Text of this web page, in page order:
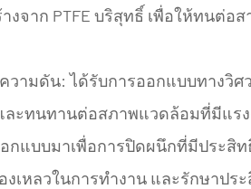
งจาก PTFE บริสุทธิ์ เพื่อให้ทนต่อส
วามดัน:ได้รับการออกแบบทางวิ
และทนทานต่อสภาพแวดล้อมที่มีแร
กแบบมาเพื่อการปิดผนึกที่มีประสิ
เหลวในการทํางาน และรักษาปร